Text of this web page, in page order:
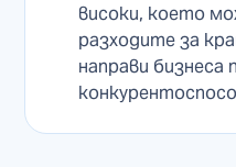
високи, което
разходите за
направи бизнеса